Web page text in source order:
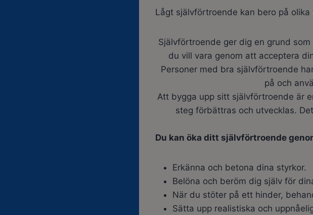
Lågt självförtroende kan bero på
Självförtroende ger dig en grund
du vill vara genom att acceptera
Personer med bra självförtroende
på och
Att bygga upp sitt självförtroende är
steg förbättras och utvecklas.
Du kan öka ditt självförtroende
Erkänna och betona dina styrkor.
Belöna och beröm dig själv för
När du stöter på ett hinder,
Sätta upp realistiska och